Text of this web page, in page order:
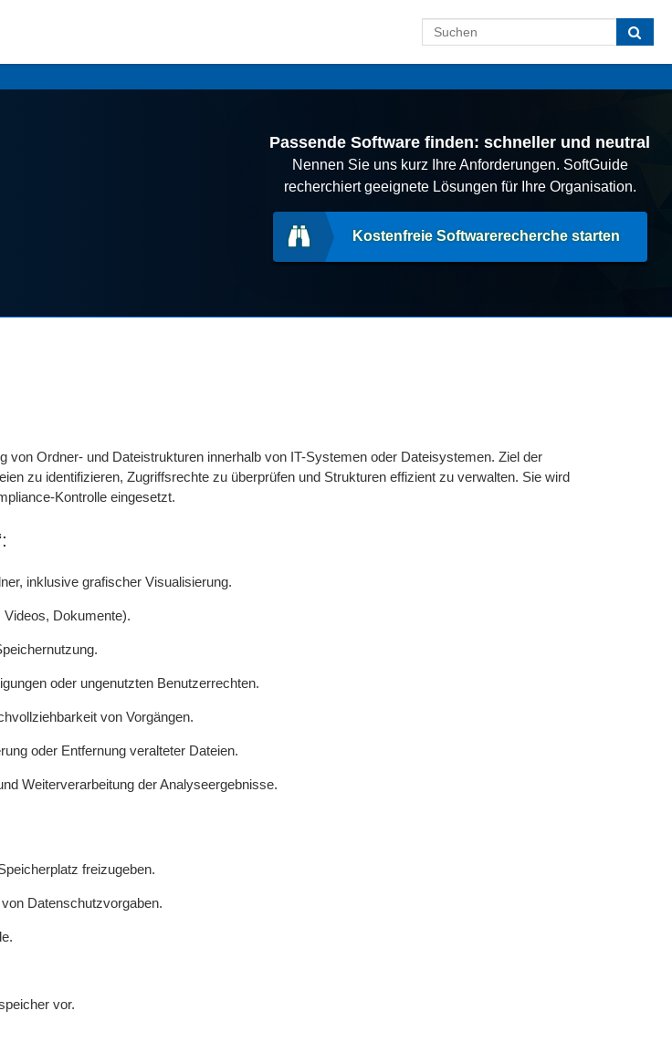
Passende Software finden: schneller und neutral
Nennen Sie uns kurz Ihre Anforderungen. SoftGuide
recherchiert geeignete Lösungen für Ihre Organisation.
Kostenfreie Softwarerecherche starten
Ordner- und Dateistrukturen innerhalb von IT-Systemen oder Dateisystemen. Ziel der
zu identifizieren, Zugriffsrechte zu überprüfen und Strukturen effizient zu verwalten. Sie wird
Kontrolle eingesetzt.
inklusive grafischer Visualisierung.
Videos, Dokumente).
oder ungenutzten Benutzerrechten.
von Vorgängen.
oder Entfernung veralteter Dateien.
Weiterverarbeitung der Analyseergebnisse.
freizugeben.
Datenschutzvorgaben.
vor.